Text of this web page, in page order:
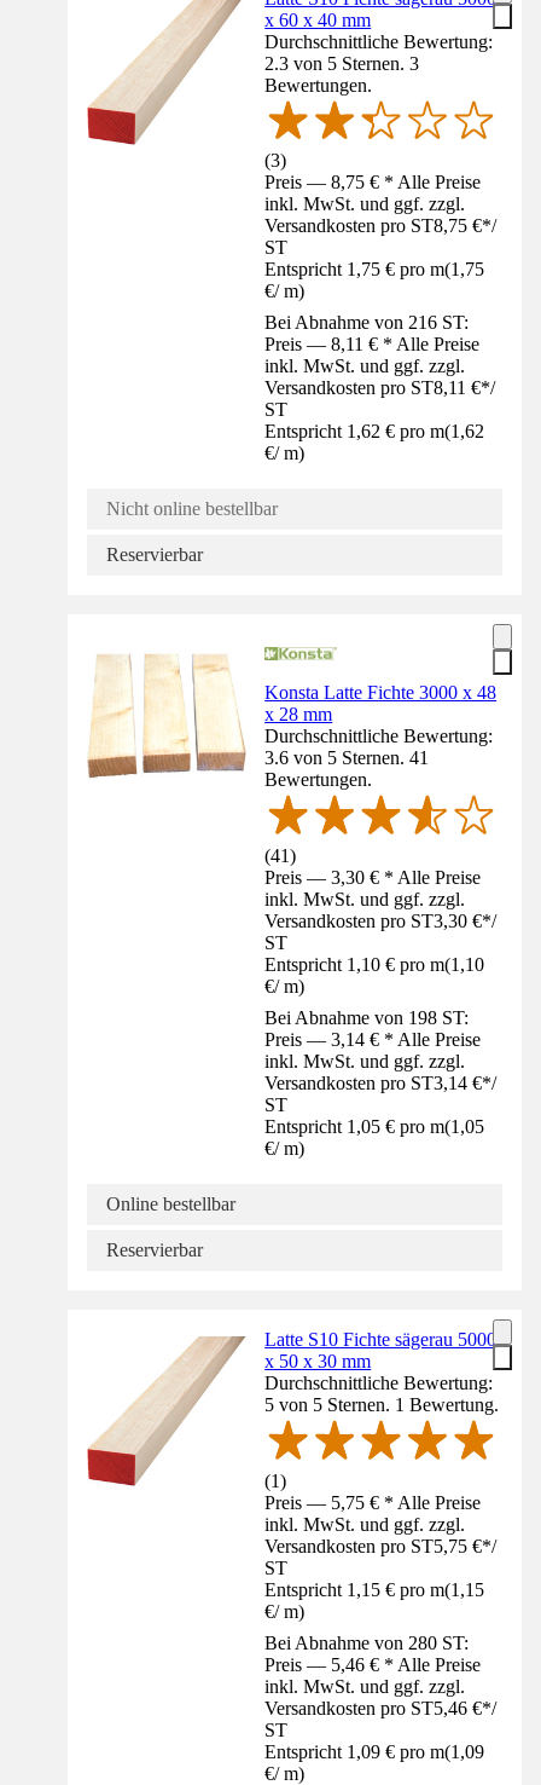
x 60 x 40 mm
Durchschnittliche Bewertung:
2.3 von 5 Sternen. 3
Bewertungen.
(3)
Preis — 8,75 € * Alle Preise
inkl. MwSt. und ggf. zzgl.
Versandkosten pro ST8,75 €*/
ST
Entspricht 1,75 € pro m(1,75
€/ m)
Bei Abnahme von 216 ST:
Preis — 8,11 € * Alle Preise
inkl. MwSt. und ggf. zzgl.
Versandkosten pro ST8,11 €*/
ST
Entspricht 1,62 € pro m(1,62
€/ m)
Nicht online bestellbar
Reservierbar
Konsta Latte Fichte 3000 x 48
x 28 mm
Durchschnittliche Bewertung:
3.6 von 5 Sternen. 41
Bewertungen.
(41)
Preis — 3,30 € * Alle Preise
inkl. MwSt. und ggf. zzgl.
Versandkosten pro ST3,30 €*/
ST
Entspricht 1,10 € pro m(1,10
€/ m)
Bei Abnahme von 198 ST:
Preis — 3,14 € * Alle Preise
inkl. MwSt. und ggf. zzgl.
Versandkosten pro ST3,14 €*/
ST
Entspricht 1,05 € pro m(1,05
€/ m)
Online bestellbar
Reservierbar
Latte S10 Fichte sägerau 5000
x 50 x 30 mm
Durchschnittliche Bewertung:
5 von 5 Sternen. 1 Bewertung.
(1)
Preis — 5,75 € * Alle Preise
inkl. MwSt. und ggf. zzgl.
Versandkosten pro ST5,75 €*/
ST
Entspricht 1,15 € pro m(1,15
€/ m)
Bei Abnahme von 280 ST:
Preis — 5,46 € * Alle Preise
inkl. MwSt. und ggf. zzgl.
Versandkosten pro ST5,46 €*/
ST
Entspricht 1,09 € pro m(1,09
€/ m)